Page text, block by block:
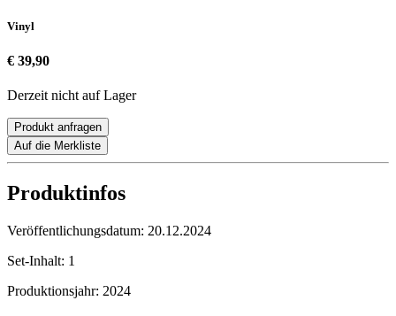
Vinyl
€ 39,90
Derzeit nicht auf Lager
Produkt anfragen
Auf die Merkliste
Produktinfos
Veröffentlichungsdatum: 20.12.2024
Set-Inhalt: 1
Produktionsjahr: 2024